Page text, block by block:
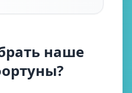
наше